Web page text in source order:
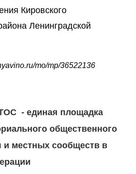
Кировского
Ленинградской
mo/mp/36522136
- единая площадка
общественного
и местных сообществ в